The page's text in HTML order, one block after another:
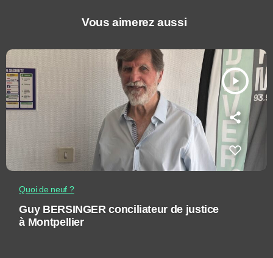
Vous aimerez aussi
play_arrow
Quoi de neuf ?
Guy BERSINGER conciliateur de justice
à Montpellier